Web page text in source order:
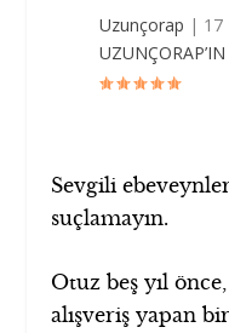
Uzunçorap | 17
Sevgili
suçlamayın.
Otuz beş yıl
alışveriş yapan